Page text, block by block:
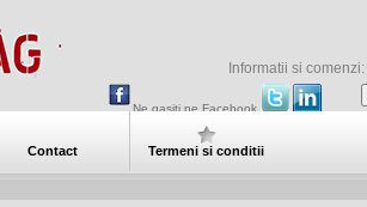
Informatii si comenzi:
Ne gasiti pe Facebook
Contact Termeni si conditii